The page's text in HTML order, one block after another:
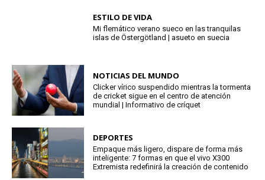
ESTILO DE VIDA
Mi flemático verano sueco en las tranquilas
islas de Östergötland | asueto en suecia
NOTICIAS DEL MUNDO
Clicker vírico suspendido mientras la tormenta
de cricket sigue en el centro de atención
mundial | Informativo de críquet
DEPORTES
Empaque más ligero, dispare de forma más
inteligente: 7 formas en que el vivo X300
Extremista redefinirá la creación de contenido